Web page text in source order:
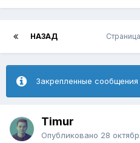
НАЗАД
Закрепленные сообщения
Timur
Опубликовано 28